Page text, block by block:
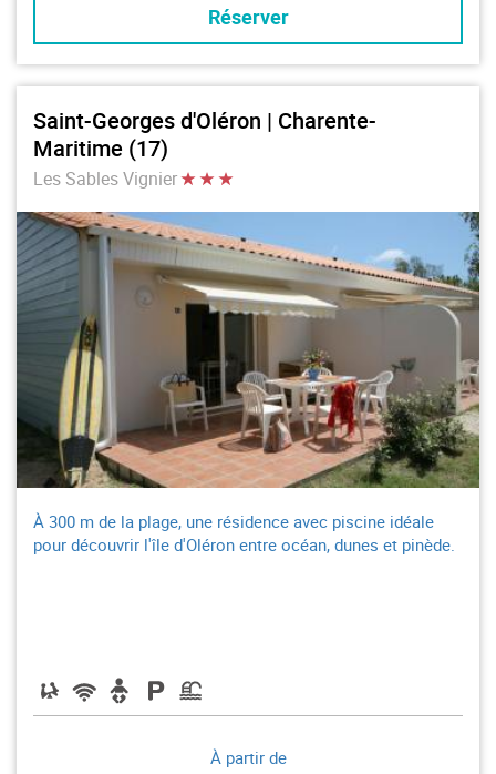
Réserver
Saint-Georges d'Oléron | Charente-
Maritime (17)
Les Sables Vignier
À 300 m de la plage, une résidence avec piscine idéale
pour découvrir l'île d'Oléron entre océan, dunes et pinède.
À partir de